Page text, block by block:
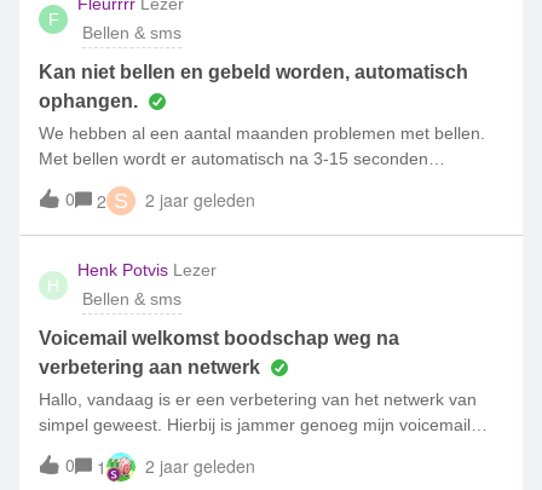
F
Bellen & sms
Kan niet bellen en gebeld worden, automatisch
ophangen.
We hebben al een aantal maanden problemen met bellen.
Met bellen wordt er automatisch na 3-15 seconden
beïndigd. Met gebeld worden ook. Internet (4g) werkt wel.
Dus via WhatsApp bellen kan wel. Sms-en kan ook. We
hebben veel geprobeerd:- sim kaart opnieuw erin en eruit-
telefoon opnieuw opstarten- sim kaart in een ander toestel
(toen werkte het wel)- nieuwe telefoon gekocht (was het ook
al tijd voor, maar nu werkt het met de nieuwe telefoon nog
steeds niet)- in de instellingen gekeken of er wat raars
stond, nog niks raars gevonden- klantenservice van simpel
het erg lang. Het is toch belangrijk om te kunnen bellen en
bereikbaar te zijn. We lossen dit graag zsm op. Wat zijn
onze andere opties om dit op te lossen?
0 2 S 2 jaar geleden
H
Henk Potvis Lezer
Bellen & sms
Voicemail welkomst boodschap weg na
verbetering aan netwerk
Hallo, vandaag is er een verbetering van het netwerk van
simpel geweest. Hierbij is jammer genoeg mijn voicemail
welkomstboodschap verwijderd. Dit vind ik heel spijtig want
het bericht was voor mij emotionele waarde. Is er een
0 1 2 jaar geleden